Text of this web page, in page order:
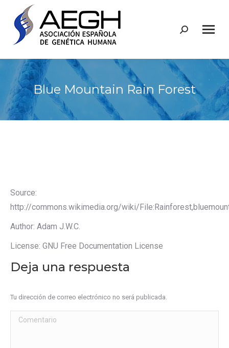
Buscar:
Blue Mountain Rain Forest
Source:
http://commons.wikimedia.org/wiki/
Author: Adam J.W.C.
License: GNU Free Documentation License
Deja una respuesta
Tu dirección de correo electrónico no será publicada.
Comentario